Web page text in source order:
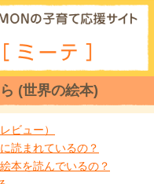
(世界の絵本)
ビュー）
読まれているの？
本を読んでいるの？